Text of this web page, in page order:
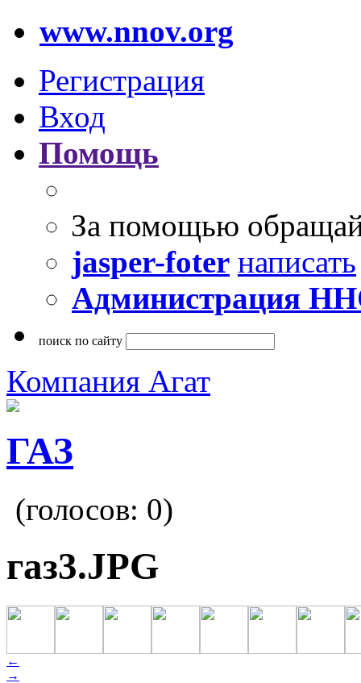
www.nnov.org
Регистрация
Вход
Помощь
За помощью
jasper-foter написать
Администрация
поиск по сайту
Компания Агат
ГАЗ
(голосов: 0)
газ3.JPG
←
→